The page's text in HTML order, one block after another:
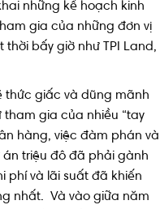
những kế hoạch kinh
gia của những đơn vị
bấy giờ như TPI Land,
thức giấc và dũng mãnh
tham gia của nhiều “tay
hàng, việc đàm phán và
triệu đô đã phải gành
phí và lãi suất đã khiến
nhất. Và vào giữa năm